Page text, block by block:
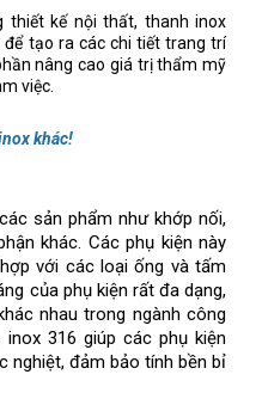
thiết kế nội thất, thanh inox
tạo ra các chi tiết trang trí
nâng cao giá trị thẩm mỹ
việc.
khác!
sản phẩm như khớp nối,
khác. Các phụ kiện này
với các loại ống và tấm
của phụ kiện rất đa dạng,
nhau trong ngành công
316 giúp các phụ kiện
nghiệt, đảm bảo tính bền bỉ